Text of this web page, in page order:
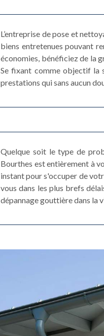
L’entreprise de pose et
biens entretenues pouvant
économies, bénéficiez de la
Se fixant comme objectif la
prestations qui sans aucun
Quelque soit le type de
Bourthes est entièrement à
instant pour s'occuper de
vous dans les plus brefs
dépannage gouttière dans la